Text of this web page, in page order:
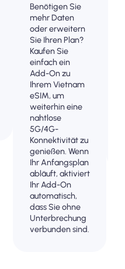
Benötigen Sie
mehr Daten
oder erweitern
Sie Ihren Plan?
Kaufen Sie
einfach ein
Add-On zu
Ihrem Vietnam
eSIM, um
weiterhin eine
nahtlose
5G/4G-
Konnektivität zu
genießen. Wenn
Ihr Anfangsplan
abläuft, aktiviert
Ihr Add-On
automatisch,
dass Sie ohne
Unterbrechung
verbunden sind.